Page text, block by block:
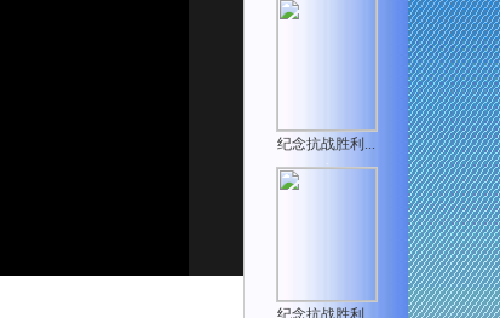
纪念抗战胜利...
纪念抗战胜利...